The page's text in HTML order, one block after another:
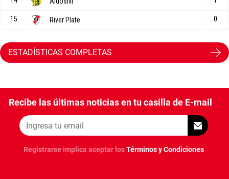
ESTADÍSTICAS COMPLETAS
Recibe las últimas noticias en tu casilla de E-mail
Registrarse implica aceptar losTérminos y Condiciones